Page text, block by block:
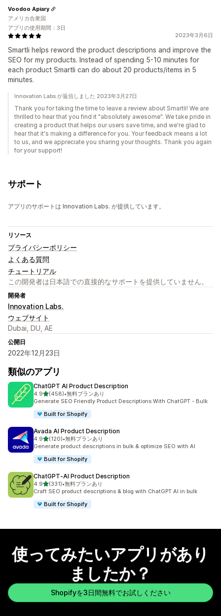
2023年3月6日
Smartli helps reword the product descriptions and improve the
SEO for my products. Instead of spending 5-10 minutes for
each product Smartli can do about 20 products/items in 5
minutes.
Voodoo Apiary
アメリカ合衆国
アプリの使用期間：3日
Innovation Labs.が返信しました 2023年3月27日
Thank you for taking the time to leave a review about Smartli! We are
thrilled to hear that you find it "absolutely awesome". We take pride in
creating a product that helps our users save time, and we're glad to
hear that it's making a difference for you. Your feedback means a lot
to us, and we appreciate you sharing your thoughts. Thank you again
for your support!
サポート
アプリのサポートは Innovation Labs. が提供しています。
リソース
プライバシーポリシー
よくある質問
チュートリアル
この開発者は日本語での直接的なサポートを提供していません。
開発者
Innovation Labs.
ウェブサイト
Dubai, DU, AE
公開日
2022年12月23日
類似のアプリ
ChatGPT AI Product Description
4.95つ星中
(458)
合計レビュー数：458件
•無料プランあり
Generate SEO Friendly Product Descriptions With ChatGPT - Bulk
Built for Shopify
Avada AI Product Description
4.95つ星中
(120)
合計レビュー数：120件
•無料プランあり
Generate product descriptions in bulk & optimize SEO with AI
Built for Shopify
ChatGPT‑AI Product Description
4.95つ星中
(331)
合計レビュー数：331件
•無料プランあり
Craft SEO product descriptions & blog with ChatGPT AI in bulk
Built for Shopify
使ってみたいアプリがあり
ましたか？
Shopifyを3日間無料でお試しください